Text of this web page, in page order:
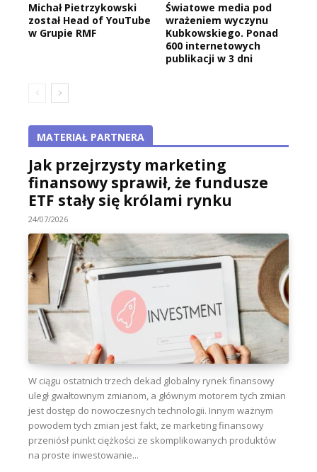
Michał Pietrzykowski
został Head of YouTube
w Grupie RMF
Światowe media pod
wrażeniem wyczynu
Kubkowskiego. Ponad
600 internetowych
publikacji w 3 dni
MATERIAŁ PARTNERA
Jak przejrzysty marketing
finansowy sprawił, że fundusze
ETF stały się królami rynku
24/07/2026
W ciągu ostatnich trzech dekad globalny rynek finansowy
uległ gwałtownym zmianom, a głównym motorem tych zmian
jest dostęp do nowoczesnych technologii. Innym ważnym
powodem tych zmian jest fakt, że marketing finansowy
przeniósł punkt ciężkości ze skomplikowanych produktów
na proste inwestowanie...